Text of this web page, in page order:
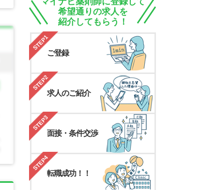
希望通りの求人を
紹介してもらう！
STEP1
ご登録
STEP2
求人のご紹介
STEP3
面接・条件交渉
STEP4
転職成功！！